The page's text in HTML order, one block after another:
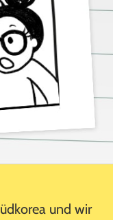
und wir